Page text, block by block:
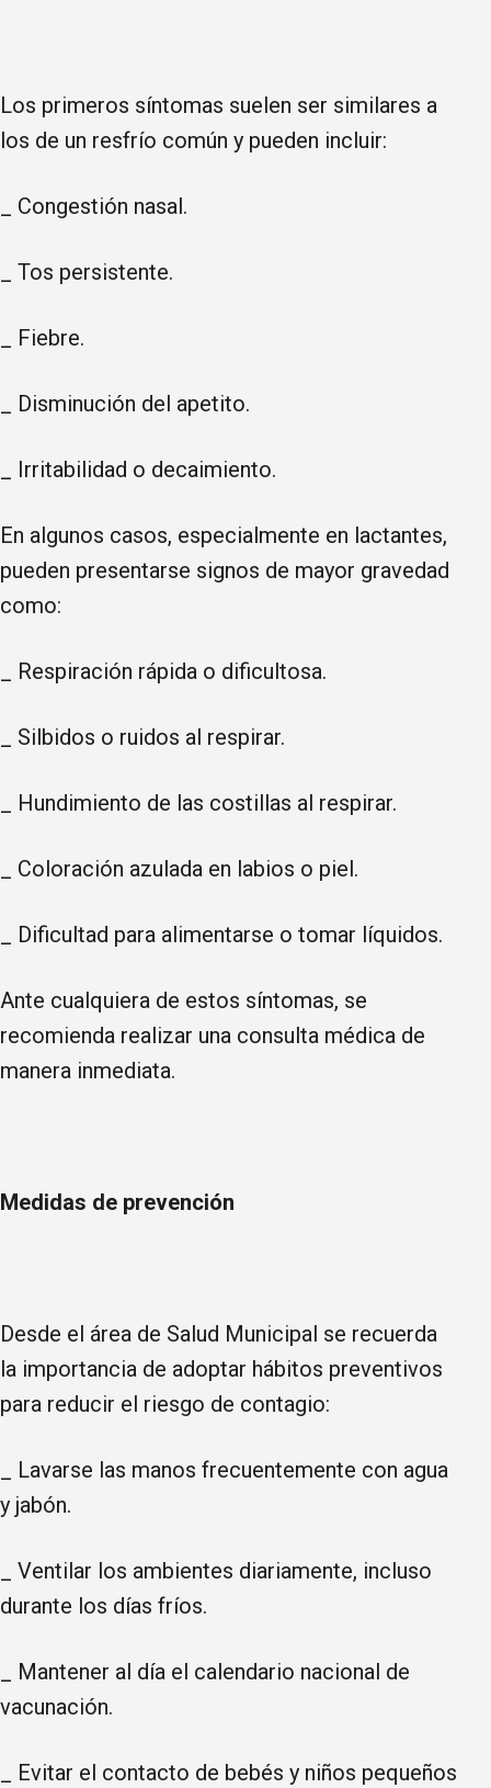
Los primeros síntomas suelen ser similares a
los de un resfrío común y pueden incluir:
_ Congestión nasal.
_ Tos persistente.
_ Fiebre.
_ Disminución del apetito.
_ Irritabilidad o decaimiento.
En algunos casos, especialmente en lactantes,
pueden presentarse signos de mayor gravedad
como:
_ Respiración rápida o dificultosa.
_ Silbidos o ruidos al respirar.
_ Hundimiento de las costillas al respirar.
_ Coloración azulada en labios o piel.
_ Dificultad para alimentarse o tomar líquidos.
Ante cualquiera de estos síntomas, se
recomienda realizar una consulta médica de
manera inmediata.
Medidas de prevención
Desde el área de Salud Municipal se recuerda
la importancia de adoptar hábitos preventivos
para reducir el riesgo de contagio:
_ Lavarse las manos frecuentemente con agua
y jabón.
_ Ventilar los ambientes diariamente, incluso
durante los días fríos.
_ Mantener al día el calendario nacional de
vacunación.
_ Evitar el contacto de bebés y niños pequeños